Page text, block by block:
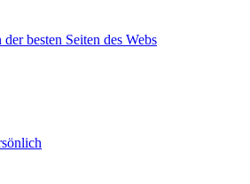
besten Seiten des Webs